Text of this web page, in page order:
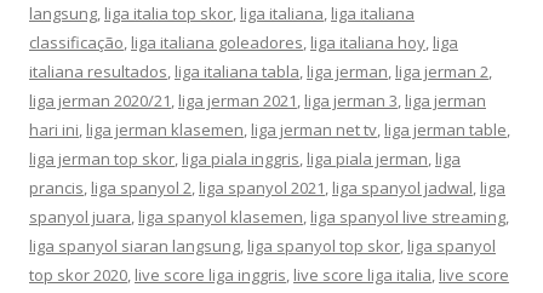
langsung, liga italia top skor, liga italiana, liga italiana
classificação, liga italiana goleadores, liga italiana hoy, liga
italiana resultados, liga italiana tabla, liga jerman, liga jerman 2,
liga jerman 2020/21, liga jerman 2021, liga jerman 3, liga jerman
hari ini, liga jerman klasemen, liga jerman net tv, liga jerman table,
liga jerman top skor, liga piala inggris, liga piala jerman, liga
prancis, liga spanyol 2, liga spanyol 2021, liga spanyol jadwal, liga
spanyol juara, liga spanyol klasemen, liga spanyol live streaming,
liga spanyol siaran langsung, liga spanyol top skor, liga spanyol
top skor 2020, live score liga inggris, live score liga italia, live score